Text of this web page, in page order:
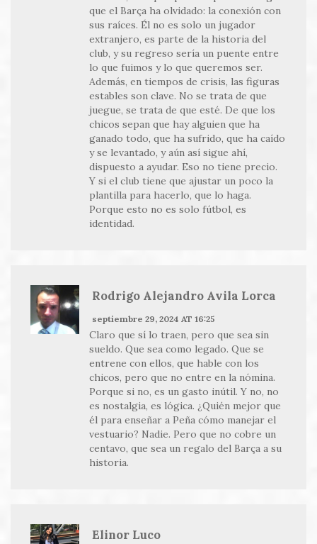
que el Barça ha olvidado: la conexión con
sus raíces. Él no es solo un jugador
extranjero, es parte de la historia del
club, y su regreso sería un puente entre
lo que fuimos y lo que queremos ser.
Además, en tiempos de crisis, las figuras
estables son clave. No se trata de que
juegue, se trata de que esté. De que los
chicos sepan que hay alguien que ha
ganado todo, que ha sufrido, que ha caído
y se levantado, y aún así sigue ahí,
dispuesto a ayudar. Eso no tiene precio.
Y si el club tiene que ajustar un poco la
plantilla para hacerlo, que lo haga.
Porque esto no es solo fútbol, es
identidad.
Rodrigo Alejandro Avila Lorca
septiembre 29, 2024 AT 16:25
Claro que sí lo traen, pero que sea sin
sueldo. Que sea como legado. Que se
entrene con ellos, que hable con los
chicos, pero que no entre en la nómina.
Porque si no, es un gasto inútil. Y no, no
es nostalgia, es lógica. ¿Quién mejor que
él para enseñar a Peña cómo manejar el
vestuario? Nadie. Pero que no cobre un
centavo, que sea un regalo del Barça a su
historia.
Elinor Luco